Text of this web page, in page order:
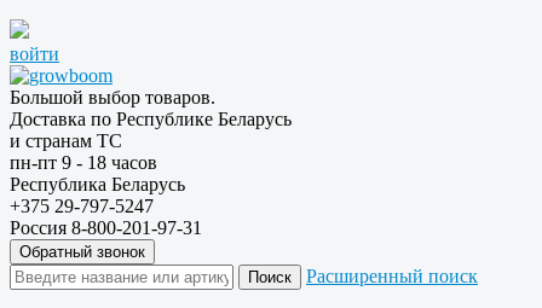
войти
Большой выбор товаров.
Доставка по Республике Беларусь
и странам ТС
пн-пт 9 - 18 часов
Республика Беларусь
+375 29-797-5247
Россия 8-800-201-97-31
Обратный звонок
Расширенный поиск